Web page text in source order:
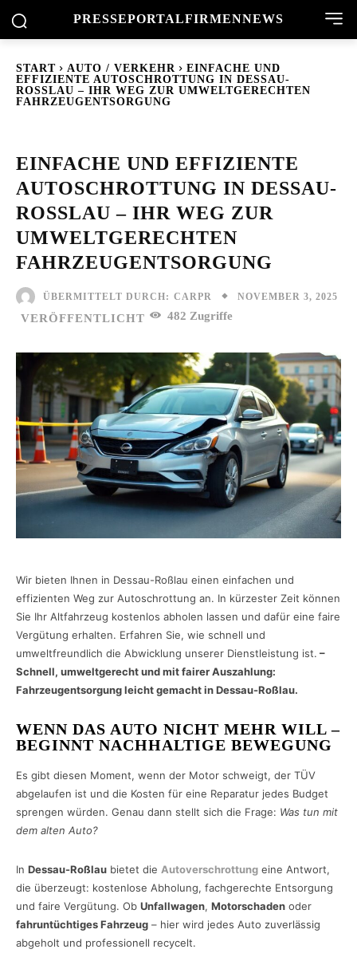
PRESSEPORTALFIRMENNEWS
START AUTO / VERKEHR
EINFACHE UND
EFFIZIENTE AUTOSCHROTTUNG IN DESSAU-
ROSSLAU – IHR WEG ZUR UMWELTGERECHTEN F
AHRZEUGENTSORGUNG
EINFACHE UND EFFIZIENTE
AUTOSCHROTTUNG IN DESSAU-
ROSSLAU – IHR WEG ZUR U
MWELTGERECHTEN F
AHRZEUGENTSORGUNG
ÜBERMITTELT DURCH: CARPR NOVEMBER 3, 2025
VERÖFFENTLICHT 482 Zugriffe
Wir bieten Ihnen in Dessau-Roßlau einen einfachen und
effizienten Weg zur Autoschrottung an. In kürzester Zeit können
Sie Ihr Altfahrzeug kostenlos abholen lassen und dafür eine faire
Vergütung erhalten. Erfahren Sie, wie schnell und
umweltfreundlich die Abwicklung unserer Dienstleistung ist. –
Schnell, umweltgerecht und mit fairer Auszahlung:
Fahrzeugentsorgung leicht gemacht in Dessau-Roßlau.
WENN DAS AUTO NICHT MEHR WILL –
BEGINNT NACHHALTIGE BEWEGUNG
Es gibt diesen Moment, wenn der Motor schweigt, der TÜV
abgelaufen ist und die Kosten für eine Reparatur jedes Budget
sprengen würden. Genau dann stellt sich die Frage: Was tun mit
dem alten Auto?
In Dessau-Roßlau bietet die Autoverschrottung eine Antwort,
die überzeugt: kostenlose Abholung, fachgerechte Entsorgung
und faire Vergütung. Ob Unfallwagen, Motorschaden oder
fahruntüchtiges Fahrzeug – hier wird jedes Auto zuverlässig
abgeholt und professionell recycelt.